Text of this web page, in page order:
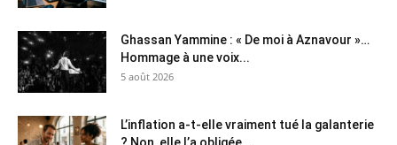
Ghassan Yammine : « De moi à Aznavour »…
Hommage à une voix...
5 août 2026
L’inflation a-t-elle vraiment tué la galanterie